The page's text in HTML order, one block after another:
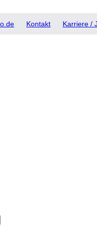
Kontakt Karriere /